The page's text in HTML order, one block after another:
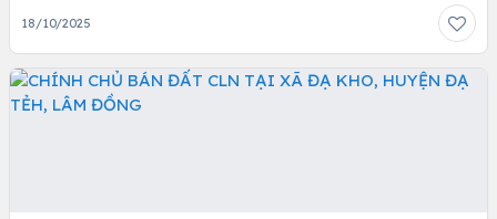
18/10/2025